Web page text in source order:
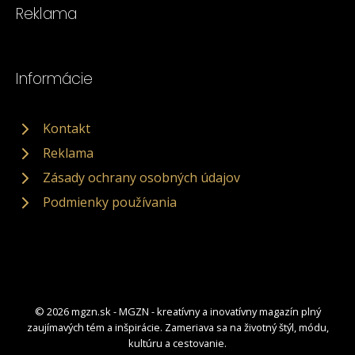
Reklama
Informácie
Kontakt
Reklama
Zásady ochrany osobných údajov
Podmienky používania
© 2026 mgzn.sk - MGZN - kreatívny a inovatívny magazín plný
zaujímavých tém a inšpirácie. Zameriava sa na životný štýl, módu,
kultúru a cestovanie.